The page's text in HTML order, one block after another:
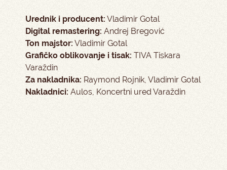
Urednik i producent: Vladimir Gotal
Digital remastering: Andrej Bregović
Ton majstor: Vladimir Gotal
Grafičko oblikovanje i tisak: TIVA Tiskara
Varaždin
Za nakladnika: Raymond Rojnik, Vladimir Gotal
Nakladnici: Aulos, Koncertni ured Varaždin